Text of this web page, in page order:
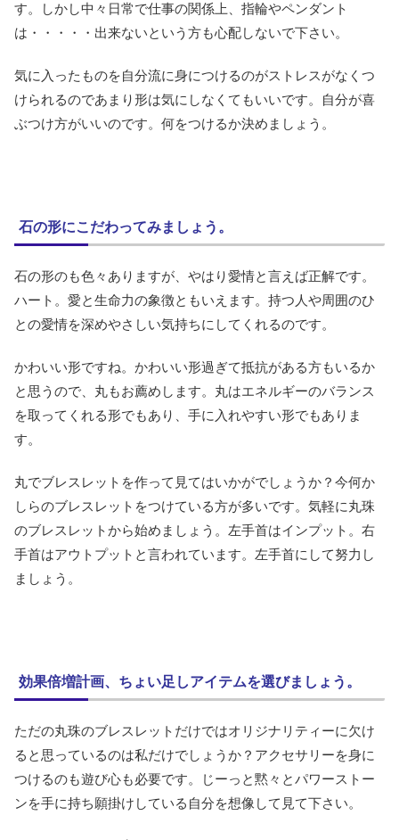
す。しかし中々日常で仕事の関係上、指輪やペンダント
は・・・・・出来ないという方も心配しないで下さい。
気に入ったものを自分流に身につけるのがストレスがなくつ
けられるのであまり形は気にしなくてもいいです。自分が喜
ぶつけ方がいいのです。何をつけるか決めましょう。
石の形にこだわってみましょう。
石の形のも色々ありますが、やはり愛情と言えば正解です。
ハート。愛と生命力の象徴ともいえます。持つ人や周囲のひ
との愛情を深めやさしい気持ちにしてくれるのです。
かわいい形ですね。かわいい形過ぎて抵抗がある方もいるか
と思うので、丸もお薦めします。丸はエネルギーのバランス
を取ってくれる形でもあり、手に入れやすい形でもありま
す。
丸でブレスレットを作って見てはいかがでしょうか？今何か
しらのブレスレットをつけている方が多いです。気軽に丸珠
のブレスレットから始めましょう。左手首はインプット。右
手首はアウトプットと言われています。左手首にして努力し
ましょう。
効果倍増計画、ちょい足しアイテムを選びましょう。
ただの丸珠のブレスレットだけではオリジナリティーに欠け
ると思っているのは私だけでしょうか？アクセサリーを身に
つけるのも遊び心も必要です。じーっと黙々とパワーストー
ンを手に持ち願掛けしている自分を想像して見て下さい。